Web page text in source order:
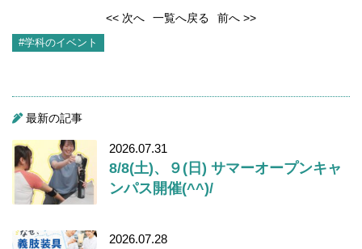
<< 次へ 一覧へ戻る 前へ >>
#学科のイベント
最新の記事
2026.07.31
8/8(土)、９(日) サマーオープンキャ
ンパス開催(^^)/
2026.07.28